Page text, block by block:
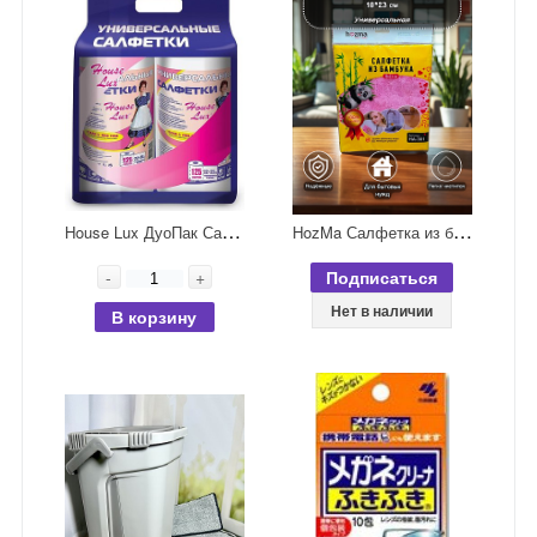
H
ouse Lux ДуоПак Салфетки универсальные в рулоне 125*2 шт
-
+
В корзину
H
ozMa Салфетка из бамбука 18*23 см
Подписаться
Нет в наличии